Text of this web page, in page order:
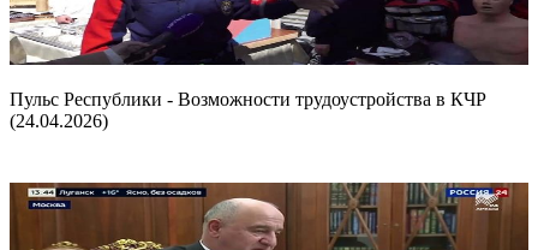
Пульс Республики - Возможности трудоустройства в КЧР
(24.04.2026)